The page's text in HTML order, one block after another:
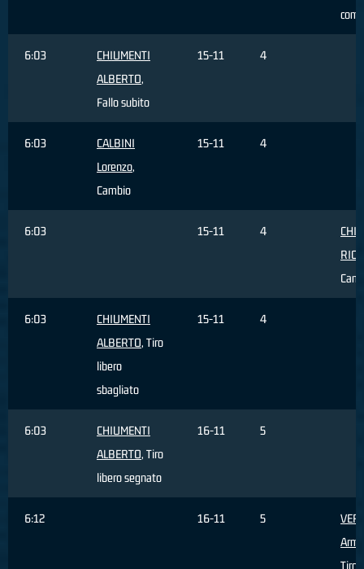
6:03
CHIUMENTI
ALBERTO,
Fallo subito
15-11 4
6:03
CALBINI
Lorenzo,
Cambio
15-11 4
6:03 15-11 4
6:03
CHIUMENTI
ALBERTO, Tiro
libero
sbagliato
15-11 4
6:03
CHIUMENTI
ALBERTO, Tiro
libero segnato
16-11 5
6:12 16-11 5
Tiro